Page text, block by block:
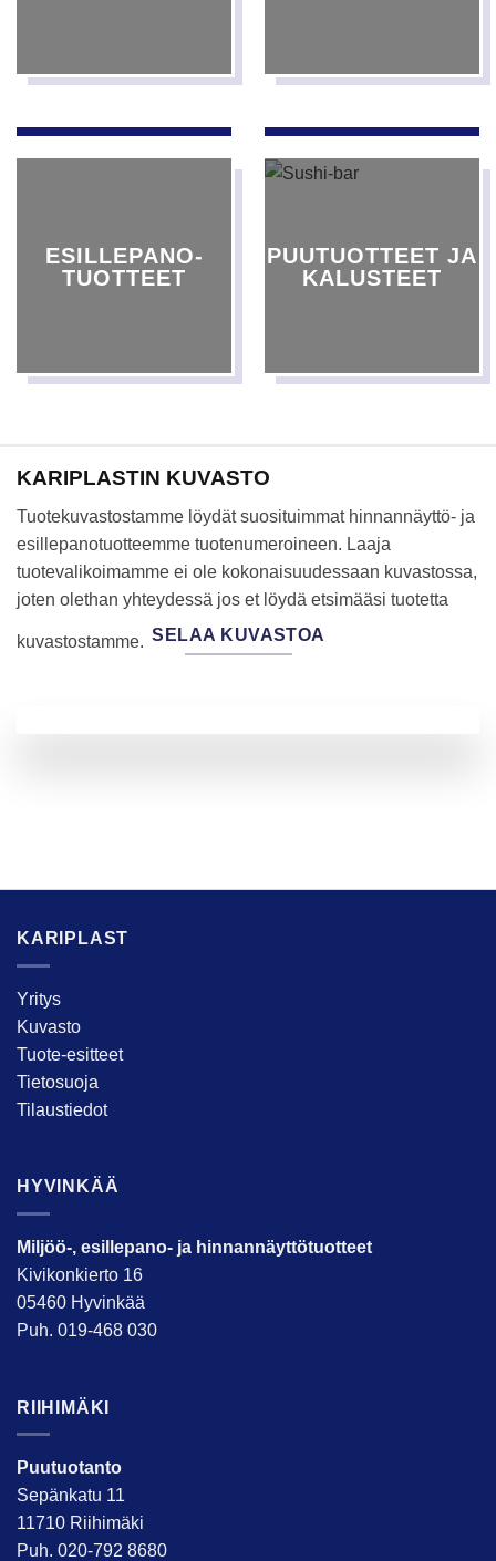
ESILLEPANO-
TUOTTEET
PUUTUOTTEET JA
KALUSTEET
KARIPLASTIN KUVASTO
Tuotekuvastostamme löydät suosituimmat hinnannäyttö- ja
esillepanotuotteemme tuotenumeroineen. Laaja
tuotevalikoimamme ei ole kokonaisuudessaan kuvastossa,
joten olethan yhteydessä jos et löydä etsimääsi tuotetta
kuvastostamme. SELAA KUVASTOA
KARIPLAST
Yritys
Kuvasto
Tuote-esitteet
Tietosuoja
Tilaustiedot
HYVINKÄÄ
Miljöö-, esillepano- ja hinnannäyttötuotteet
Kivikonkierto 16
05460 Hyvinkää
Puh. 019-468 030
RIIHIMÄKI
Puutuotanto
Sepänkatu 11
11710 Riihimäki
Puh. 020-792 8680